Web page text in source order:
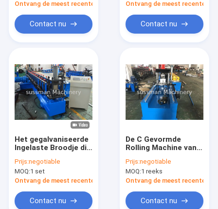
Rolposten vormen
Ontvang de meest recente Prijs
Contact nu
Ontvang de meest recente
Contact nu
Het gegalvaniseerde
Ingelaste Broodje die
Machine vormen
Prijs:negotiable
MOQ:1 set
Ontvang de meest recente Prijs
Contact nu
De C Gevormde
Rolling Machine van
Kanaal met niet
Eindeknipsel
Prijs:negotiable
MOQ:1 reeks
Ontvang de meest recente
Contact nu